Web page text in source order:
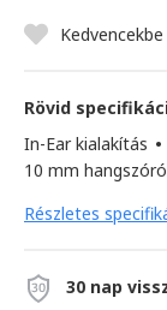
Kedvencekbe
Rövid
In-Ear kialakítás •
10 mm
Részletes
30 nap